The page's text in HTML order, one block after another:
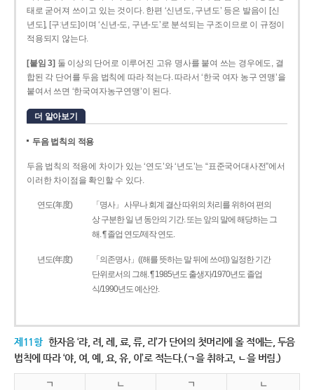
태로 굳어져 쓰이고 있는 것이다. 한편 ‘신년도, 구년도’ 등은 발음이 [신
년도], [구ː년도]이며 ‘신년­-도, 구년-­도’로 분석되는 구조이므로 이 규정이
적용되지 않는다.
[붙임 3] 둘 이상의 단어로 이루어진 고유 명사를 붙여 쓰는 경우에도, 결
합된 각 단어를 두음 법칙에 따라 적는다. 따라서 ‘한국 여자 농구 연맹’을
붙여서 쓰면 ‘한국여자농구연맹’이 된다.
더 알아보기
두음 법칙의 적용
두음 법칙의 적용에 차이가 있는 ‘연도’와 ‘년도’는 “표준국어대사전”에서
이러한 차이점을 확인할 수 있다.
연도(年度)
「명사」 사무나 회계 결산 따위의 처리를 위하여 편의
상 구분한 일 년 동안의 기간. 또는 앞의 말에 해당하는 그
해. ¶ 졸업 연도/제작 연도.
년도(年度)
「의존명사」((해를 뜻하는 말 뒤에 쓰여)) 일정한 기간
단위로서의 그해. ¶ 1985년도 출생자/1970년도 졸업
식/1990년도 예산안.
제11항 한자음 ‘랴, 려, 례, 료, 류, 리’가 단어의 첫머리에 올 적에는, 두음
법칙에 따라 ‘야, 여, 예, 요, 유, 이’로 적는다.(ㄱ을 취하고, ㄴ을 버림.)
ㄱ ㄴ ㄱ ㄴ